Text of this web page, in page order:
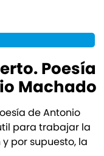
Poesía
Machado
de Antonio
para trabajar la
por supuesto, la